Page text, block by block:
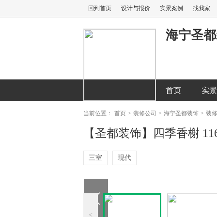
回到首页 设计与报价 实景案例 找我家
海宁圣
首页 实
当前位置： 首页 > 装修公司 > 海宁圣都装饰 > 装
【圣都装饰】四季香榭
三室 现代
<